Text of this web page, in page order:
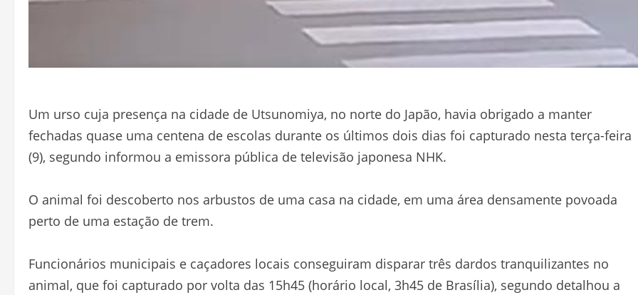
Um urso cuja presença na cidade de Utsunomiya, no norte do Japão, havia obrigado a manter
fechadas quase uma centena de escolas durante os últimos dois dias foi capturado nesta terça-feira
(9), segundo informou a emissora pública de televisão japonesa NHK.
O animal foi descoberto nos arbustos de uma casa na cidade, em uma área densamente povoada
perto de uma estação de trem.
Funcionários municipais e caçadores locais conseguiram disparar três dardos tranquilizantes no
animal, que foi capturado por volta das 15h45 (horário local, 3h45 de Brasília), segundo detalhou a